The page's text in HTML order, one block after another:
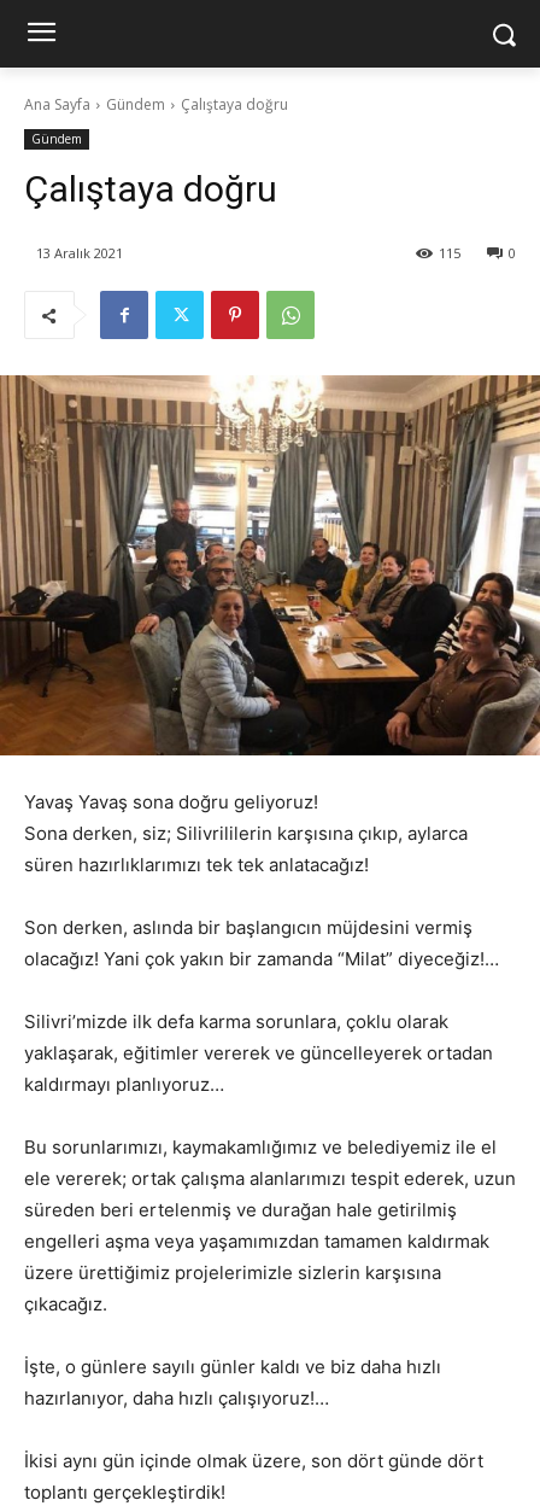
Ana Sayfa Gündem Çalıştaya doğru
Gündem
Çalıştaya doğru
13 Aralık 2021 0
115
Yavaş Yavaş sona doğru geliyoruz!
Sona derken, siz; Silivrililerin karşısına çıkıp, aylarca
süren hazırlıklarımızı tek tek anlatacağız!
Son derken, aslında bir başlangıcın müjdesini vermiş
olacağız! Yani çok yakın bir zamanda “Milat” diyeceğiz!…
Silivri’mizde ilk defa karma sorunlara, çoklu olarak
yaklaşarak, eğitimler vererek ve güncelleyerek ortadan
kaldırmayı planlıyoruz…
Bu sorunlarımızı, kaymakamlığımız ve belediyemiz ile el
ele vererek; ortak çalışma alanlarımızı tespit ederek, uzun
süreden beri ertelenmiş ve durağan hale getirilmiş
engelleri aşma veya yaşamımızdan tamamen kaldırmak
üzere ürettiğimiz projelerimizle sizlerin karşısına
çıkacağız.
İşte, o günlere sayılı günler kaldı ve biz daha hızlı
hazırlanıyor, daha hızlı çalışıyoruz!…
İkisi aynı gün içinde olmak üzere, son dört günde dört
toplantı gerçekleştirdik!